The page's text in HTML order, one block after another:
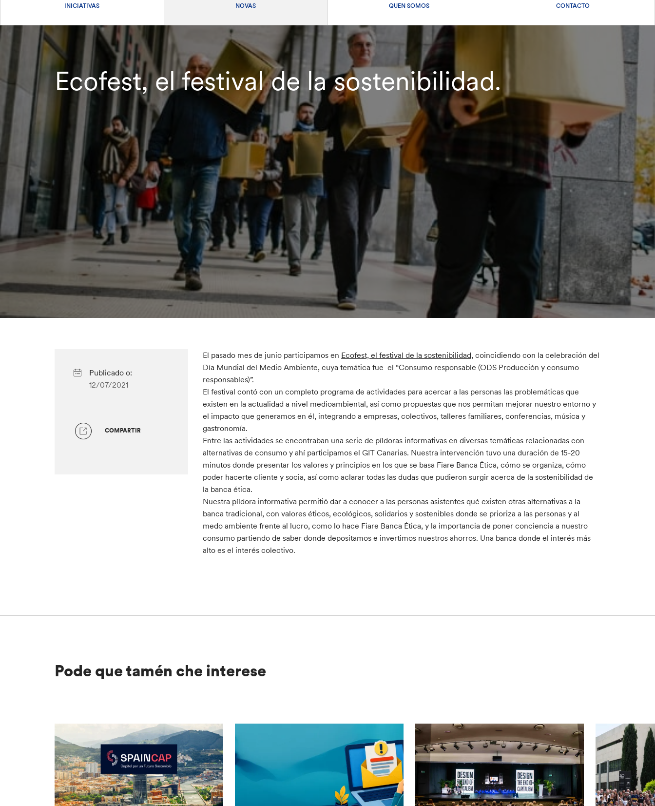
INICIATIVAS NOVAS QUEN SOMOS CONTACTO
Ecofest, el festival de la sostenibilidad.
Publicado o:
12/07/2021
COMPARTIR
El pasado mes de junio participamos en Ecofest, el festival de la sostenibilidad, coincidiendo con la celebración del
Día Mundial del Medio Ambiente, cuya temática fue el “Consumo responsable (ODS Producción y consumo
responsables)”.
El festival contó con un completo programa de actividades para acercar a las personas las problemáticas que
existen en la actualidad a nivel medioambiental, así como propuestas que nos permitan mejorar nuestro entorno y
el impacto que generamos en él, integrando a empresas, colectivos, talleres familiares, conferencias, música y
gastronomía.
Entre las actividades se encontraban una serie de píldoras informativas en diversas temáticas relacionadas con
alternativas de consumo y ahí participamos el GIT Canarias. Nuestra intervención tuvo una duración de 15-20
minutos donde presentar los valores y principios en los que se basa Fiare Banca Ética, cómo se organiza, cómo
poder hacerte cliente y socia, así como aclarar todas las dudas que pudieron surgir acerca de la sostenibilidad de
la banca ética.
Nuestra píldora informativa permitió dar a conocer a las personas asistentes qué existen otras alternativas a la
banca tradicional, con valores éticos, ecológicos, solidarios y sostenibles donde se prioriza a las personas y al
medo ambiente frente al lucro, como lo hace Fiare Banca Ética, y la importancia de poner conciencia a nuestro
consumo partiendo de saber donde depositamos e invertimos nuestros ahorros. Una banca donde el interés más
alto es el interés colectivo.
Pode que tamén che interese